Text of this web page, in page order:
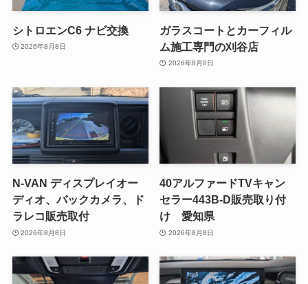
シトロエンC6 ナビ交換
2026年8月8日
ガラスコートとカーフィル
ム施工専門の刈谷店
2026年8月8日
N-VAN ディスプレイオー
ディオ、バックカメラ、ド
ラレコ販売取付
2026年8月8日
40アルファードTVキャン
セラー443B-D販売取り付
け 愛知県
2026年8月8日